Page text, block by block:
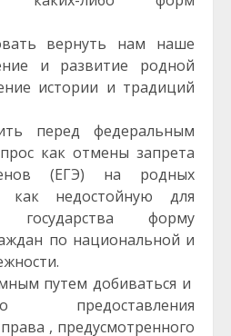
вернуть нам наше
и развитие родной
истории и традиций
перед федеральным
как отмены запрета
(ЕГЭ) на родных
как недостойную для
государства форму
по национальной и
путем добиваться и
предоставления
, предусмотренного